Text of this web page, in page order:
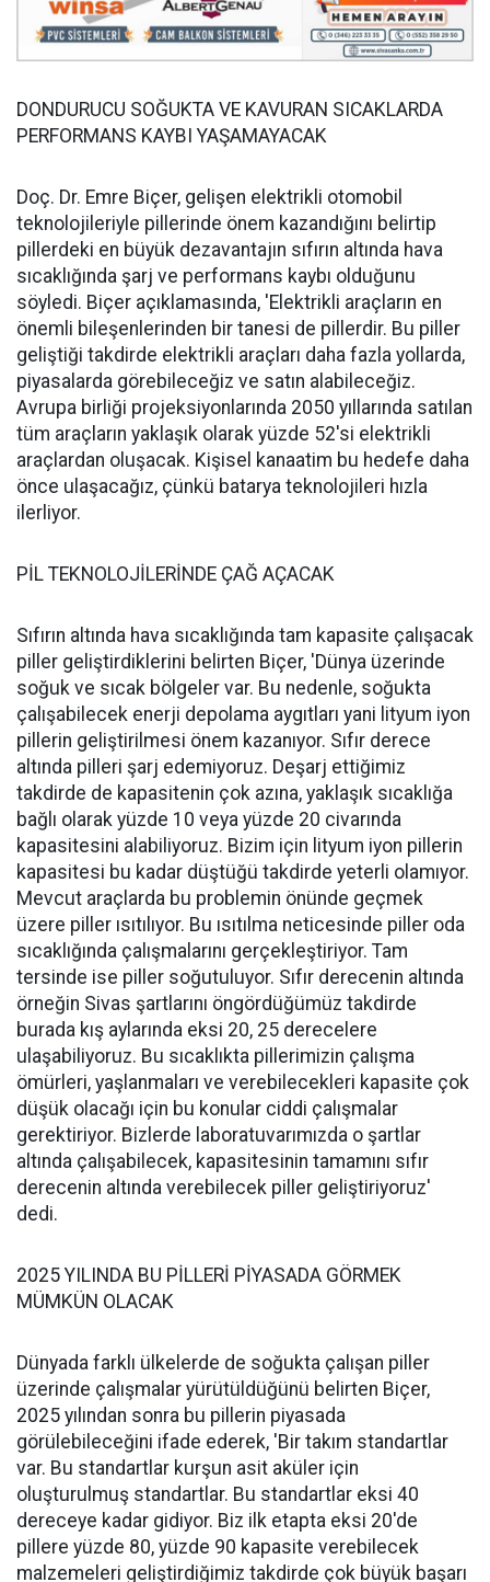
DONDURUCU SOĞUKTA VE KAVURAN SICAKLARDA
PERFORMANS KAYBI YAŞAMAYACAK
Doç. Dr. Emre Biçer, gelişen elektrikli otomobil
teknolojileriyle pillerinde önem kazandığını belirtip
pillerdeki en büyük dezavantajın sıfırın altında hava
sıcaklığında şarj ve performans kaybı olduğunu
söyledi. Biçer açıklamasında, 'Elektrikli araçların en
önemli bileşenlerinden bir tanesi de pillerdir. Bu piller
geliştiği takdirde elektrikli araçları daha fazla yollarda,
piyasalarda görebileceğiz ve satın alabileceğiz.
Avrupa birliği projeksiyonlarında 2050 yıllarında satılan
tüm araçların yaklaşık olarak yüzde 52'si elektrikli
araçlardan oluşacak. Kişisel kanaatim bu hedefe daha
önce ulaşacağız, çünkü batarya teknolojileri hızla
ilerliyor.
PİL TEKNOLOJİLERİNDE ÇAĞ AÇACAK
Sıfırın altında hava sıcaklığında tam kapasite çalışacak
piller geliştirdiklerini belirten Biçer, 'Dünya üzerinde
soğuk ve sıcak bölgeler var. Bu nedenle, soğukta
çalışabilecek enerji depolama aygıtları yani lityum iyon
pillerin geliştirilmesi önem kazanıyor. Sıfır derece
altında pilleri şarj edemiyoruz. Deşarj ettiğimiz
takdirde de kapasitenin çok azına, yaklaşık sıcaklığa
bağlı olarak yüzde 10 veya yüzde 20 civarında
kapasitesini alabiliyoruz. Bizim için lityum iyon pillerin
kapasitesi bu kadar düştüğü takdirde yeterli olamıyor.
Mevcut araçlarda bu problemin önünde geçmek
üzere piller ısıtılıyor. Bu ısıtılma neticesinde piller oda
sıcaklığında çalışmalarını gerçekleştiriyor. Tam
tersinde ise piller soğutuluyor. Sıfır derecenin altında
örneğin Sivas şartlarını öngördüğümüz takdirde
burada kış aylarında eksi 20, 25 derecelere
ulaşabiliyoruz. Bu sıcaklıkta pillerimizin çalışma
ömürleri, yaşlanmaları ve verebilecekleri kapasite çok
düşük olacağı için bu konular ciddi çalışmalar
gerektiriyor. Bizlerde laboratuvarımızda o şartlar
altında çalışabilecek, kapasitesinin tamamını sıfır
derecenin altında verebilecek piller geliştiriyoruz'
dedi.
2025 YILINDA BU PİLLERİ PİYASADA GÖRMEK
MÜMKÜN OLACAK
Dünyada farklı ülkelerde de soğukta çalışan piller
üzerinde çalışmalar yürütüldüğünü belirten Biçer,
2025 yılından sonra bu pillerin piyasada
görülebileceğini ifade ederek, 'Bir takım standartlar
var. Bu standartlar kurşun asit aküler için
oluşturulmuş standartlar. Bu standartlar eksi 40
dereceye kadar gidiyor. Biz ilk etapta eksi 20'de
pillere yüzde 80, yüzde 90 kapasite verebilecek
malzemeleri geliştirdiğimiz takdirde çok büyük başarı